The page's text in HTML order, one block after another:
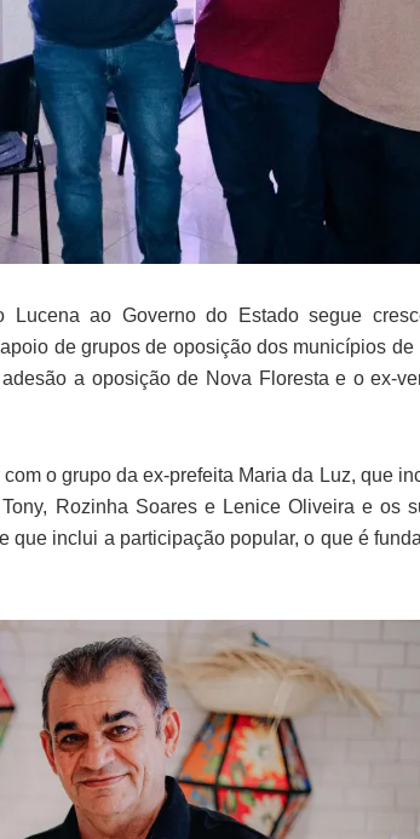
ao Governo do Estado segue
de grupos de oposição dos municípios de
a oposição de Nova Floresta e o ex-
o grupo da ex-prefeita Maria da Luz, que
Rozinha Soares e Lenice Oliveira e os
que inclui a participação popular, o que é